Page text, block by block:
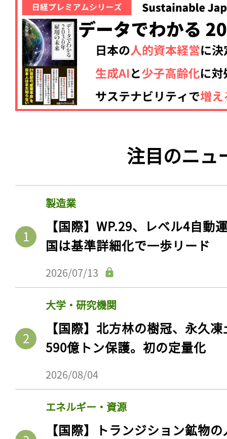
注目のニュ
製造業
【国際】WP.29、レベル4自動
国は基準詳細化で一歩リード
2026/07/13
大学・研究機関
【国際】北方林の樹冠、永久
590億トン保護。初の定量化
2026/08/04
エネルギー・資源
【国際】トランジション鉱物